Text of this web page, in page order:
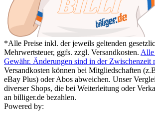
*Alle Preise inkl. der jeweils geltenden
Mehrwertsteuer, ggfs. zzgl. Versandkosten. Alle
Gewähr. Änderungen sind in der Zwischenzeit
Versandkosten können bei Mitgliedschaften
eBay Plus) oder Abos abweichen. Unser
diverser Shops, die bei Weiterleitung oder
an billiger.de bezahlen.
Powered by: